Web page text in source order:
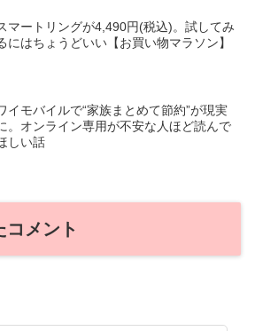
マートリングが4,490円(税込)。試してみ
にはちょうどいい【お買い物マラソン】
イモバイルで“家族まとめて節約”が現実
。オンライン専用が不安な人ほど読んで
しい話
コメント